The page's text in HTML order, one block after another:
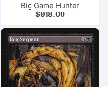
Big Game Hunter
$918.00